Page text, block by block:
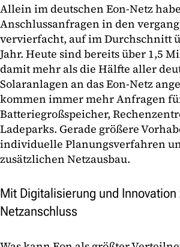
Allein im deutschen Eon-Netz
Anschlussanfragen in den
vervierfacht, auf im Durchschnitt
Jahr. Heute sind bereits über 1,5
damit mehr als die Hälfte aller
Solaranlagen an das Eon-Netz
kommen immer mehr Anfragen
Batteriegroßspeicher,
Ladeparks. Gerade größere
individuelle Planungsverfahren
zusätzlichen Netzausbau.
Mit Digitalisierung und
Netzanschluss